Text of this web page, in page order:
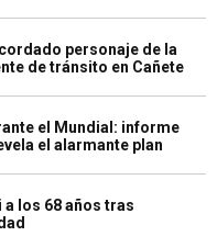
personaje de la
de tránsito en Cañete
el Mundial: informe
el alarmante plan
a los 68 años tras